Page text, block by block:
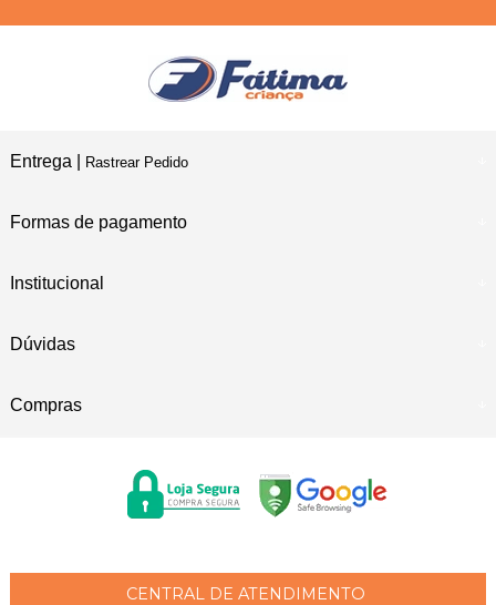
Entrega | Rastrear Pedido
Formas de pagamento
Institucional
Dúvidas
Compras
CENTRAL DE ATENDIMENTO